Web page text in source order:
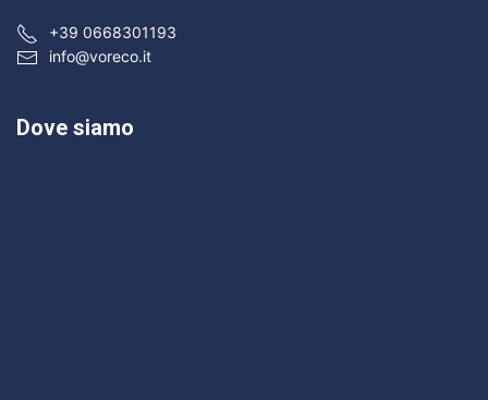
+39 0668301193
info@voreco.it
Dove siamo